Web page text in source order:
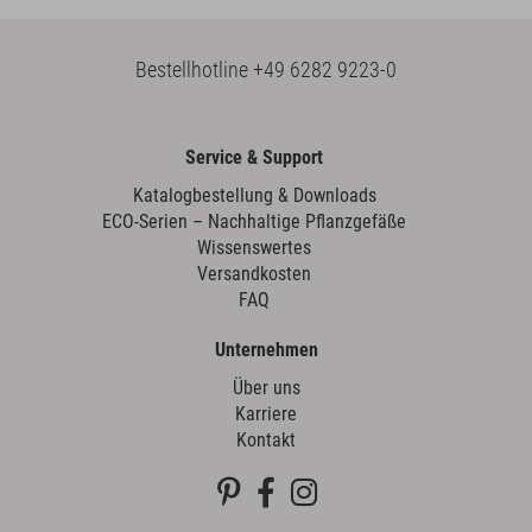
Bestellhotline+49 6282 9223-0
Service & Support
Katalogbestellung & Downloads
ECO-Serien – Nachhaltige Pflanzgefäße
Wissenswertes
Versandkosten
FAQ
Unternehmen
Über uns
Karriere
Kontakt